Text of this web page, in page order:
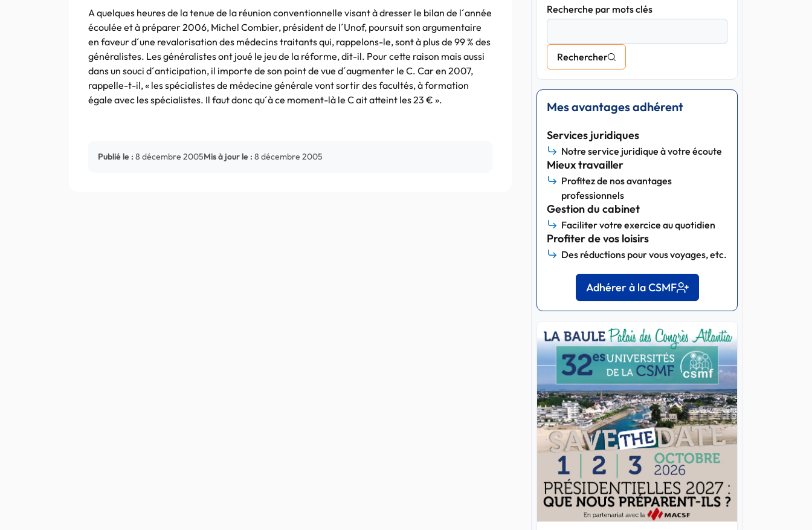
A quelques heures de la tenue de la réunion conventionnelle visant à dresser le bilan de l´année
écoulée et à préparer 2006, Michel Combier, président de l´Unof, poursuit son argumentaire
en faveur d´une revalorisation des médecins traitants qui, rappelons-le, sont à plus de 99 % des
généralistes. Les généralistes ont joué le jeu de la réforme, dit-il. Pour cette raison mais aussi
dans un souci d´anticipation, il importe de son point de vue d´augmenter le C. Car en 2007,
rappelle-t-il, « les spécialistes de médecine générale vont sortir des facultés, à formation
égale avec les spécialistes. Il faut donc qu´à ce moment-là le C ait atteint les 23 € ».
Publié le : 8 décembre 2005Mis à jour le : 8 décembre 2005
Recherche par mots clés
Rechercher
Mes avantages adhérent
Services juridiques
Notre service juridique à votre écoute
Mieux travailler
Profitez de nos avantages
professionnels
Gestion du cabinet
Faciliter votre exercice au quotidien
Profiter de vos loisirs
Des réductions pour vous voyages, etc.
Adhérer à la CSMF